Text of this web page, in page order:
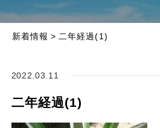
新着情報 > 二年経過(1)
2022.03.11
二年経過(1)